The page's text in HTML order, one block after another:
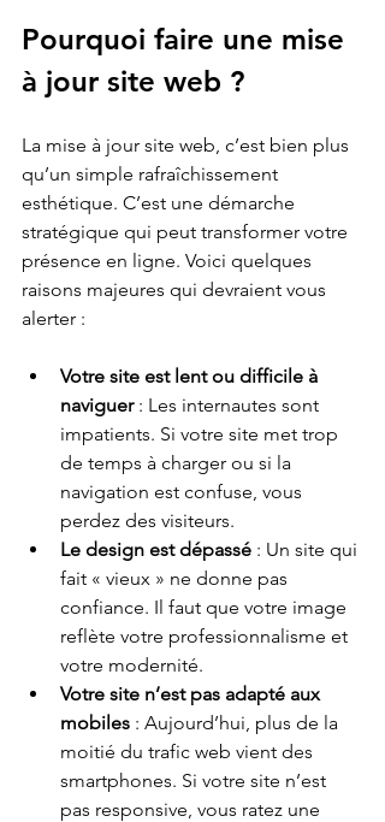
Pourquoi faire une mise
à jour site web ?
La mise à jour site web, c’est bien plus
qu’un simple rafraîchissement
esthétique. C’est une démarche
stratégique qui peut transformer votre
présence en ligne. Voici quelques
raisons majeures qui devraient vous
alerter :
Votre site est lent ou difficile à
naviguer : Les internautes sont
impatients. Si votre site met trop
de temps à charger ou si la
navigation est confuse, vous
perdez des visiteurs.
Le design est dépassé : Un site qui
fait « vieux » ne donne pas
confiance. Il faut que votre image
reflète votre professionnalisme et
votre modernité.
Votre site n’est pas adapté aux
mobiles : Aujourd’hui, plus de la
moitié du trafic web vient des
smartphones. Si votre site n’est
pas responsive, vous ratez une